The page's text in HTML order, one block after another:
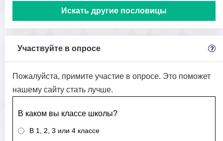
Искать другие пословицы
Участвуйте в опросе
Пожалуйста, примите участие в опросе. Это поможет
нашему сайту стать лучше.
В каком вы классе школы?
В 1, 2, 3 или 4 классе